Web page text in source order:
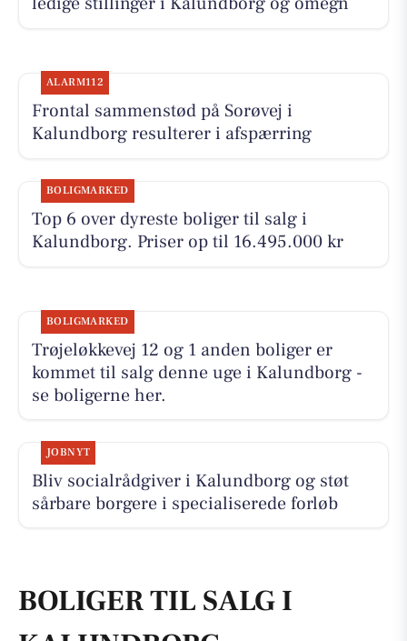
ALARM112
Frontal sammenstød på Sorøvej i
Kalundborg resulterer i afspærring
BOLIGMARKED
Top 6 over dyreste boliger til salg i
Kalundborg. Priser op til 16.495.000 kr
BOLIGMARKED
Trøjeløkkevej 12 og 1 anden boliger er
kommet til salg denne uge i Kalundborg -
se boligerne her.
JOBNYT
Bliv socialrådgiver i Kalundborg og støt
sårbare borgere i specialiserede forløb
BOLIGER TIL SALG I